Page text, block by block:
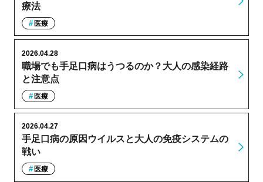
療法
医療
職場でも手足口病はうつるのか？大人の感染経路
と注意点
2026.04.28
医療
手足口病の原因ウイルスと大人の免疫システムの
戦い
2026.04.27
医療